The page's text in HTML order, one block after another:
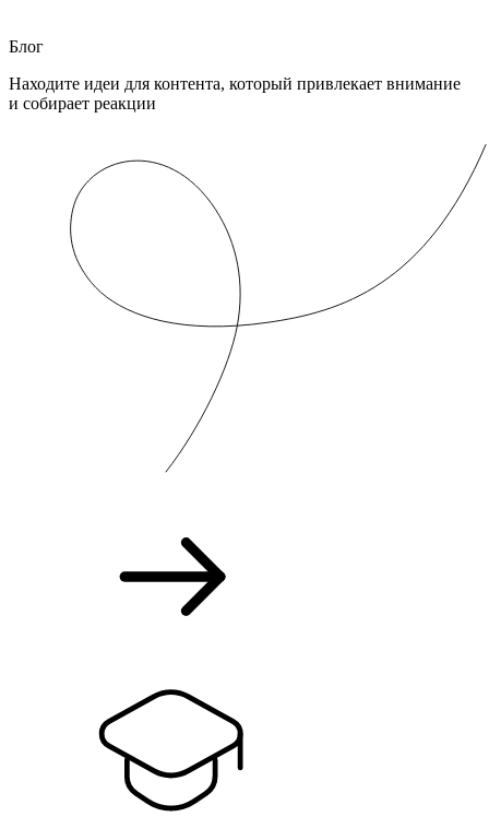
Блог
Находите идеи для контента, который привлекает внимание
и собирает реакции